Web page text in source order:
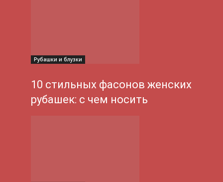
Рубашки и блузки
10 стильных фасонов женских
рубашек: с чем носить